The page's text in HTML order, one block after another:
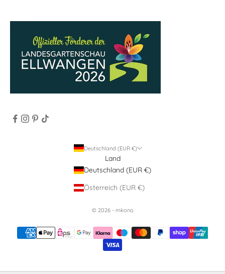
Deutschland (EUR €)
Land
Deutschland (EUR €)
Österreich (EUR €)
© 2026 - mkono